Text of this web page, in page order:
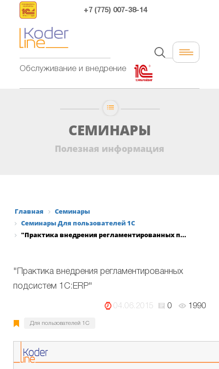
Обслуживание и внедрение
+7 (775) 007-38-14
СЕМИНАРЫ
Полезная информация
Главная
Семинары
Семинары Для пользователей 1С
"Практика внедрения регламентированных п...
"Практика внедрения регламентированных
подсистем 1С:ERP"
0 1990
04.06.2015
Для пользователей 1С